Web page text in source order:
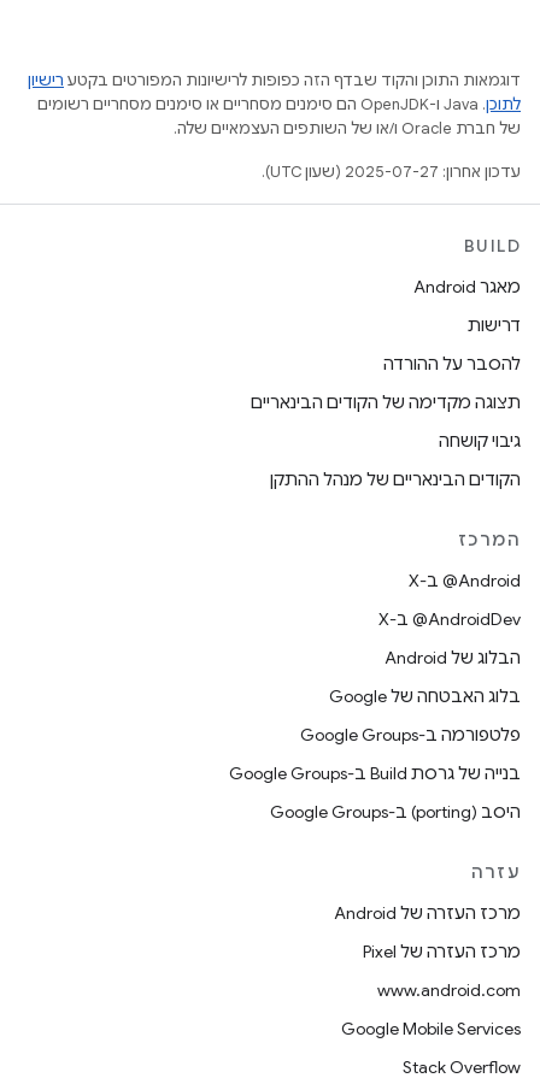
דוגמאות התוכן והקוד שבדף הזה כפופות לרישיונות המפורטים בקטע רישיון
לתוכן
.‏ Java ו-OpenJDK הם סימנים מסחריים או סימנים מסחריים רשומים
של חברת Oracle ו/או של השותפים העצמאיים שלה.
עדכון אחרון: 2025-07-27 (שעון UTC).
BUILD
מאגר Android
דרישות
להסבר על ההורדה
תצוגה מקדימה של הקודים הבינאריים
גיבוי קושחה
הקודים הבינאריים של מנהל ההתקן
המרכז
‫‎@Android ב-X
‫‎@AndroidDev ב-X
הבלוג של Android
בלוג האבטחה של Google
פלטפורמה ב-Google Groups
בנייה של גרסת Build ב-Google Groups
היסב (porting) ב-Google Groups
עזרה
מרכז העזרה של Android
מרכז העזרה של Pixel
www.android.com
Google Mobile Services
Stack Overflow